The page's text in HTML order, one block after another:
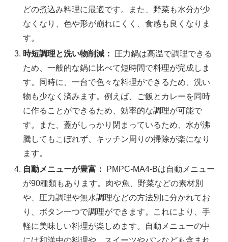
どの煮込み料理に最適です。また、野菜も水分が少
なくなり、色や形が崩れにくく、食感も良くなりま
す。
時短調理と洗い物削減：
圧力鍋は高温で調理できる
ため、一般的な鍋に比べて短時間で料理が完成しま
す。同時に、一台で色々な料理ができるため、洗い
物も少なく済みます。例えば、ご飯とカレーを同時
に作ることができるため、効率的な調理が可能で
す。また、蓋がしっかり閉まっているため、水が沸
騰してもこぼれず、キッチン周りの掃除が楽になり
ます。
自動メニューが豊富：
PMPC-MA4-Bは自動メニュー
が90種類もあります。肉や魚、野菜などの素材別
や、圧力調理や無水調理などの方法別に分かれてお
り、ボタン一つで調理ができます。これにより、手
軽に美味しい料理が楽しめます。自動メニューの中
には和洋中の料理や、スイーツやパンなども含まれ